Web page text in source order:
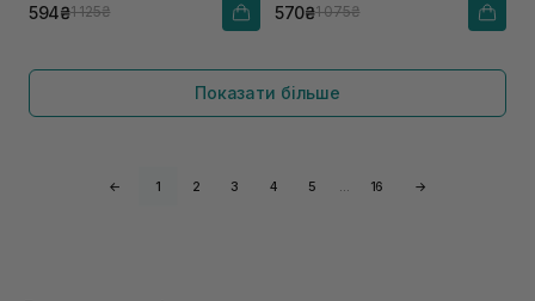
594₴1 125₴ 570₴1 075₴
Показати більше
← 1 2 3 4 5 … 16 →